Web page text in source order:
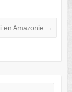
en Amazonie →